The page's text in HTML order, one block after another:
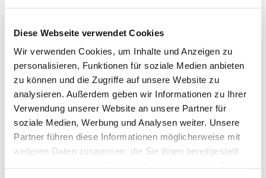
Diese Webseite verwendet Cookies
Wir verwenden Cookies, um Inhalte und Anzeigen zu
personalisieren, Funktionen für soziale Medien anbieten
zu können und die Zugriffe auf unsere Website zu
analysieren. Außerdem geben wir Informationen zu Ihrer
Verwendung unserer Website an unsere Partner für
soziale Medien, Werbung und Analysen weiter. Unsere
Partner führen diese Informationen möglicherweise mit
weiteren Daten zusammen, die Sie ihnen bereitgestellt
US-Schilddrüse
Schilddrüsendiagnostik (Labor/Ultraschall)
Tumornachsorge.
BILDER